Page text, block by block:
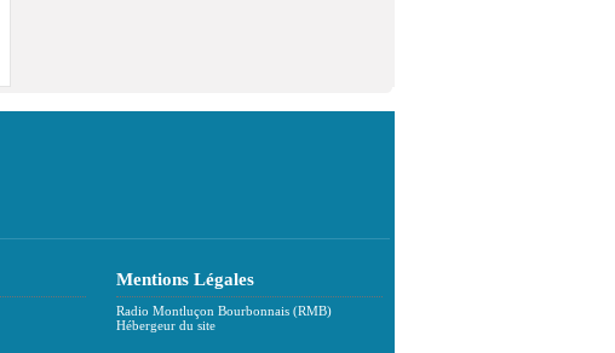
Mentions Légales
Radio Montluçon Bourbonnais (RMB)
Hébergeur du site